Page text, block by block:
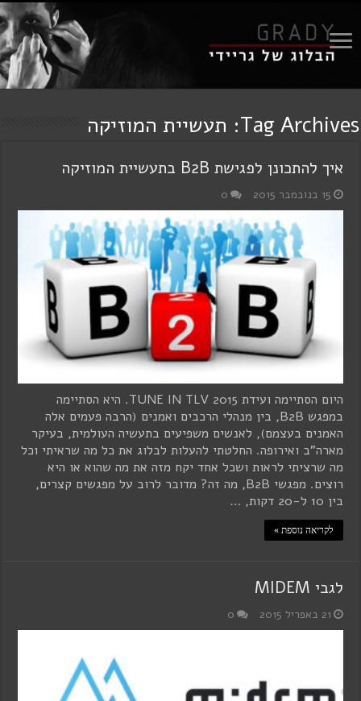
Tag Archives: תעשיית המוזיקה
איך להתכונן לפגישת B2B בתעשיית המוזיקה
15 בנובמבר 2015 0
היום הסתיימה ועידת TUNE IN TLV 2015. היא הסתיימה
במפגש B2B, בין מנהלי הרכבים ואמנים (הרבה פעמים אלה
האמנים בעצמם), לאנשים משפיעים בתעשיה העולמית, בעיקר
מארה"ב ואירופה. החלטתי להעלות לבלוג את כל מה שראיתי וכל
מה שרציתי לראות ושכל אחד יקח מזה את מה שהוא או היא
רוצים. מפגשי B2B, מה זה? מדובר לרוב על מפגשים קצרים,
בין 10 ל-20 דקות, …
לקריאה נוספת »
לגבי MIDEM
21 באפריל 2015 0